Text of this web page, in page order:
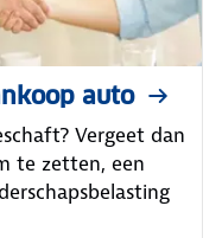
auto
Vergeet dan
te zetten, een